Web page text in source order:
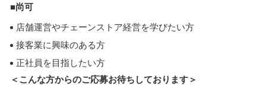
■尚可
店舗運営やチェーンストア経営を学びたい方
接客業に興味のある方
正社員を目指したい方
＜こんな方からのご応募お待ちしております＞